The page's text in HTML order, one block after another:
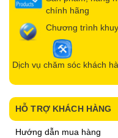
chính hãng
Chương trình
Dịch vụ chăm sóc khách
HỖ TRỢ KHÁCH HÀNG
Hướng dẫn mua hàng